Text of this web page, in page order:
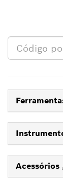
Acessórios